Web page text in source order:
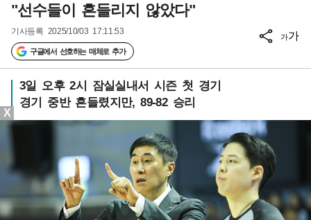
"선수들이 흔들리지 않았다"
기사등록 2025/10/03 17:11:53
구글에서 선호하는 매체로 추가
가가
3일 오후 2시 잠실실내서 시즌 첫 경기
경기 중반 흔들렸지만, 89-82 승리
X